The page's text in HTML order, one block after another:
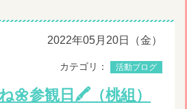
2022年05月20日（金）
カテゴリ： 活動ブログ
🌼参観日🖍（桃組）